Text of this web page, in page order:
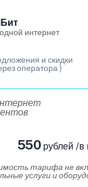
интернет
и скидки
оператора )
550 рублей /в
тарифа не
услуги и